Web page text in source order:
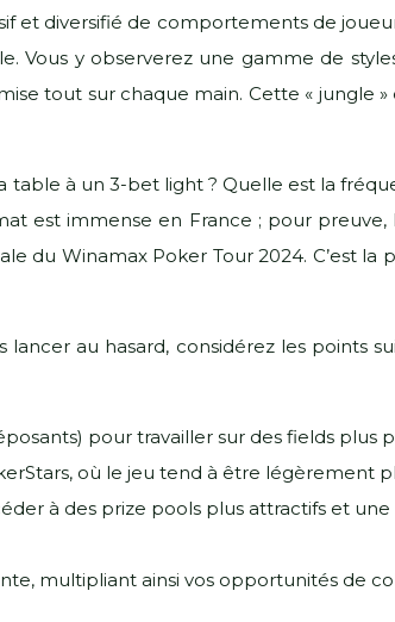
et diversifié de comportements de
Vous y observerez une gamme de
tout sur chaque main. Cette « jungle
à un 3-bet light ? Quelle est la
est immense en France ; pour preuve,
du Winamax Poker Tour 2024. C’est la
au hasard, considérez les points
pour travailler sur des fields plus
où le jeu tend à être légèrement
à des prize pools plus attractifs et
multipliant ainsi vos opportunités de